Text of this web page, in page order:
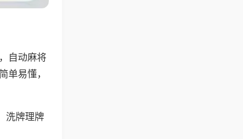
自动麻将
单易懂，
洗牌理牌